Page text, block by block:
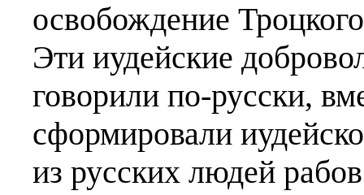
освобождение
Эти иудейские
говорили по-русски,
сформировали
из русских людей